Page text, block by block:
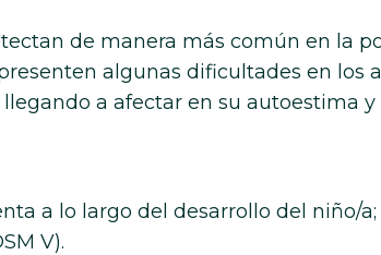
de manera más común en la
algunas dificultades en los
a afectar en su autoestima
a lo largo del desarrollo del niño/a;
V).